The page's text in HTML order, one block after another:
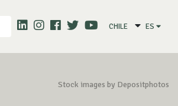
CHILE ES
Stock images by Depositphotos